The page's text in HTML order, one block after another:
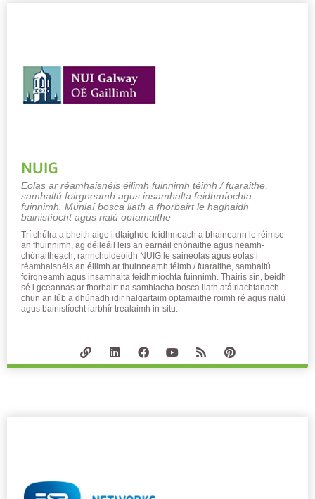
NUIG
Eolas ar réamhaisnéis éilimh fuinnimh téimh / fuaraithe,
samhaltú foirgneamh agus insamhalta feidhmíochta
fuinnimh. Múnlaí bosca liath a fhorbairt le haghaidh
bainistíocht agus rialú optamaithe
Trí chúlra a bheith aige i dtaighde feidhmeach a bhaineann le réimse
an fhuinnimh, ag déileáil leis an earnáil chónaithe agus neamh-
chónaitheach, rannchuideoidh NUIG le saineolas agus eolas i
réamhaisnéis an éilimh ar fhuinneamh téimh / fuaraithe, samhaltú
foirgneamh agus insamhalta feidhmíochta fuinnimh. Thairis sin, beidh
sé i gceannas ar fhorbairt na samhlacha bosca liath atá riachtanach
chun an lúb a dhúnadh idir halgartaim optamaithe roimh ré agus rialú
agus bainistíocht iarbhír trealaimh in-situ.
disappear
from the
Marketing
By sharing
your
interests and
increase the
chance of